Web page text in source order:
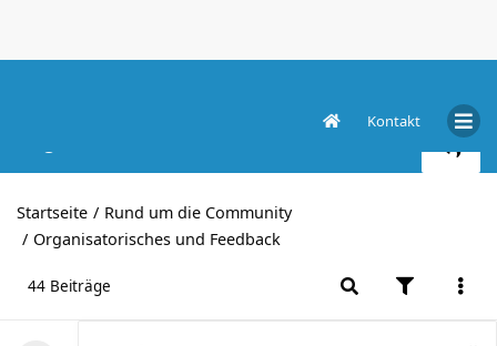
Kontakt
Startseite
Rund um die Community
Organisatorisches und Feedback
44 Beiträge